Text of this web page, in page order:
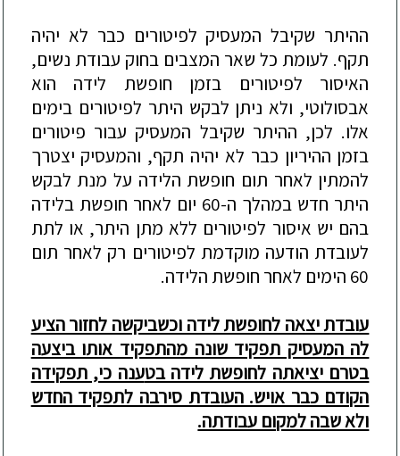
ההיתר שקיבל המעסיק לפיטורים כבר לא יהיה
תקף. לעומת כל שאר המצבים בחוק עבודת נשים,
האיסור לפיטורים בזמן חופשת לידה הוא
אבסולוטי, ולא ניתן לבקש היתר לפיטורים בימים
אלו. לכן, ההיתר שקיבל המעסיק עבור פיטורים
בזמן ההיריון כבר לא יהיה תקף, והמעסיק יצטרך
להמתין לאחר תום חופשת הלידה על מנת לבקש
היתר חדש במהלך ה-60 יום לאחר חופשת בלידה
בהם יש איסור לפיטורים ללא מתן היתר, או לתת
לעובדת הודעה מוקדמת לפיטורים רק לאחר תום
60 הימים לאחר חופשת הלידה.
עובדת יצאה לחופשת לידה וכשביקשה לחזור הציע
לה המעסיק תפקיד שונה מהתפקיד אותו ביצעה
בטרם יציאתה לחופשת לידה בטענה כי, תפקידה
הקודם כבר אויש. העובדת סירבה לתפקיד החדש
ולא שבה למקום עבודתה.